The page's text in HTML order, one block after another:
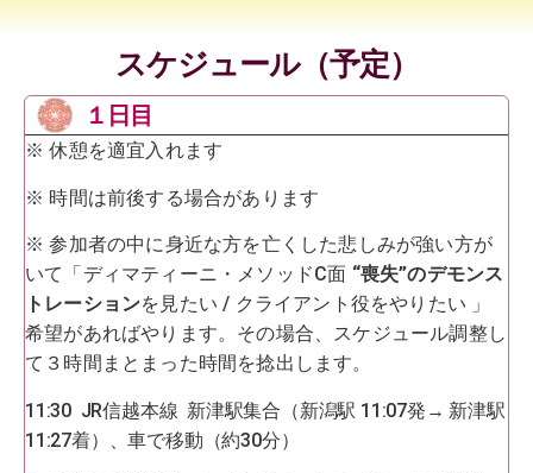
スケジュール（予定）
１日目
※ 休憩を適宜入れます
※ 時間は前後する場合があります
※ 参加者の中に身近な方を亡くした悲しみが強い方が
いて「ディマティーニ・メソッドC面 “喪失”のデモンス
トレーションを見たい / クライアント役をやりたい 」
希望があればやります。その場合、スケジュール調整し
て３時間まとまった時間を捻出します。
11:30 JR信越本線 新津駅集合（新潟駅 11:07発→ 新津駅
11:27着）、車で移動（約30分）